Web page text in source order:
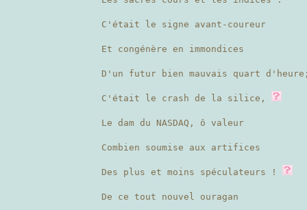
C'était le signe avant-coureur
Et congénère en immondices
D'un futur bien mauvais quart
C'était le crash de la silice,
Le dam du NASDAQ, ô valeur
Combien soumise aux artifices
Des plus et moins spéculateurs !
De ce tout nouvel ouragan